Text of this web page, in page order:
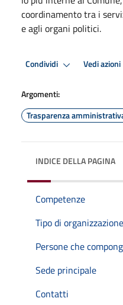
coordinamento tra i
e agli organi politici.
Condividi Vedi azioni
Argomenti:
Trasparenza
INDICE DELLA PAGINA
Competenze
Tipo di organizzazione
Persone che
Sede principale
Contatti